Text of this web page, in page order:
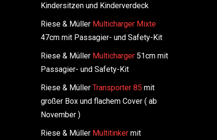
Kindersitzen und Kinderverdeck
Riese & Müller Multicharger Mixte
47cm mit Passagier- und Safety-Kit
Riese & Müller Multicharger 51cm mit
Passagier- und Safety-Kit
Riese & Müller Transporter 85 mit
großer Box und flachem Cover ( ab
November )
Riese & Müller Multitinker mit